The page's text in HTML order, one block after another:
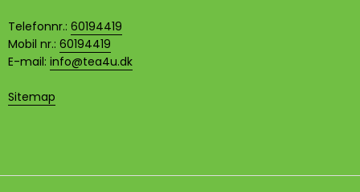
Telefonnr.: 60194419
Mobil nr.: 60194419
E-mail: info@tea4u.dk
Sitemap